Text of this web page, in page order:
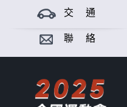
交 通
聯 絡